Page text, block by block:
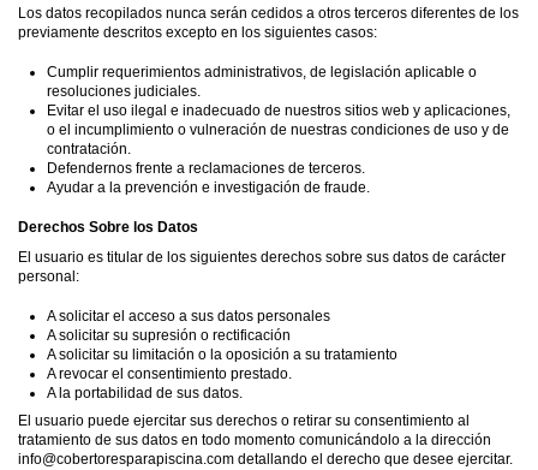
Los datos recopilados nunca serán cedidos a otros terceros diferentes de los
previamente descritos excepto en los siguientes casos:
Cumplir requerimientos administrativos, de legislación aplicable o
resoluciones judiciales.
Evitar el uso ilegal e inadecuado de nuestros sitios web y aplicaciones,
o el incumplimiento o vulneración de nuestras condiciones de uso y de
contratación.
Defendernos frente a reclamaciones de terceros.
Ayudar a la prevención e investigación de fraude.
Derechos Sobre los Datos
El usuario es titular de los siguientes derechos sobre sus datos de carácter
personal:
A solicitar el acceso a sus datos personales
A solicitar su supresión o rectificación
A solicitar su limitación o la oposición a su tratamiento
A revocar el consentimiento prestado.
A la portabilidad de sus datos.
El usuario puede ejercitar sus derechos o retirar su consentimiento al
tratamiento de sus datos en todo momento comunicándolo a la dirección
info@cobertoresparapiscina.com detallando el derecho que desee ejercitar.